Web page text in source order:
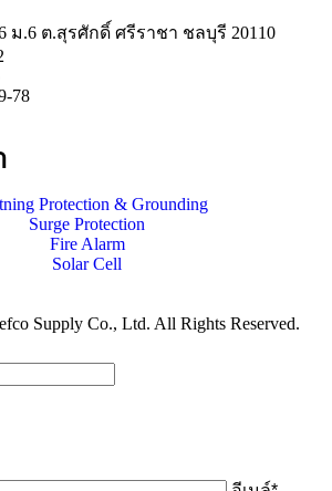
ม.6 ต.สุรศักดิ์ ศรีราชา ชลบุรี 20110
78
Protection & Grounding
Surge Protection
Fire Alarm
Solar Cell
Supply Co., Ltd. All Rights Reserved.